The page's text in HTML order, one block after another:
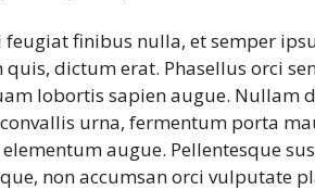
finibus nulla, et semper
dictum erat. Phasellus orci
lobortis sapien augue. Nullam
urna, fermentum porta
augue. Pellentesque
non accumsan orci vulputate